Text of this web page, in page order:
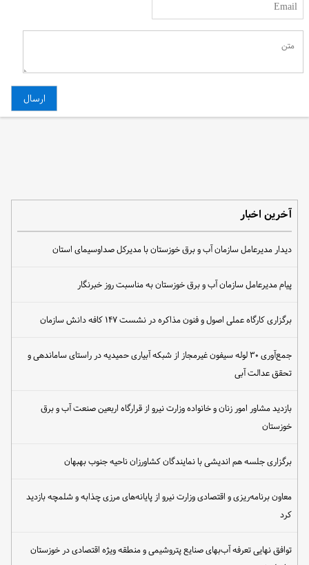
آخرین اخبار
دیدار مدیرعامل سازمان آب و برق خوزستان با مدیرکل صداوسیمای استان
پیام مدیرعامل سازمان آب و برق خوزستان به مناسبت روز خبرنگار
برگزاری کارگاه عملی اصول و فنون مذاکره در نشست ۱۴۷ کافه دانش سازمان
جمع‌آوری ۳۰ لوله سیفون غیرمجاز از شبکه آبیاری حمیدیه در راستای ساماندهی و
تحقق عدالت آبی
بازدید مشاور امور زنان و خانواده وزارت نیرو از قرارگاه اربعین صنعت آب و برق
خوزستان
برگزاری جلسه هم اندیشی با نمایندگان کشاورزان ناحیه جنوب بهبهان
معاون برنامه‌ریزی و اقتصادی وزارت نیرو از پایانه‌های مرزی چذابه و شلمچه بازدید
کرد
توافق نهایی تعرفه آب‌بهای صنایع پتروشیمی و منطقه ویژه اقتصادی در خوزستان